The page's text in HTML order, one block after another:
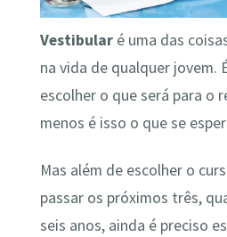
Vestibularé uma das
na vida de qualquer jovem.
escolher o que será para o
menos é isso o que se
Mas além de escolher o
passar os próximos três,
seis anos, ainda é preciso